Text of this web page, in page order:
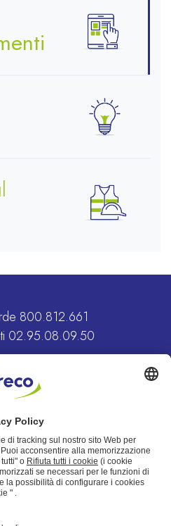
800.812.661
02.95.08.09.50
Lyreco
al Registro Imprese di Milano